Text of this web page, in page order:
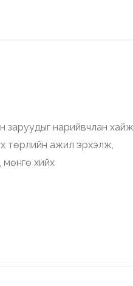
нарийвчлан
төрлийн ажил эрхэлж,
мөнгө хийх